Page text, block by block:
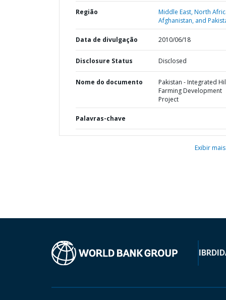
Região
Middle East, North
Afghanistan, and
Data de divulgação 2010/06/18
Disclosure Status Disclosed
Nome do documento
Pakistan - Integrated
Farming Development
Project
Palavras-chave
Exibir mais
IBRD